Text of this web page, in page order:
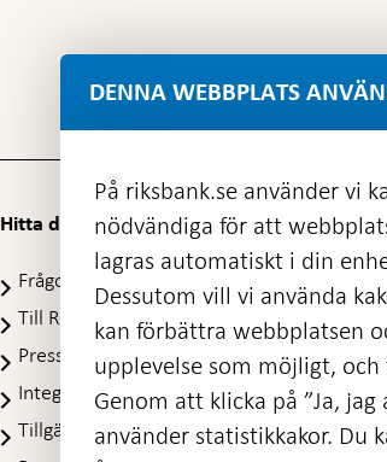
Hitta direkt
Frågor och svar
Öppnas
i
ny
flik
Till Riksbankens webbarkiv
Öppnas
ny
flik
Presskontakt
Integritetspolicy
Tillgänglighetsredogörelse
DENNA WEBBPLATS
På riksbank.se använder vi
nödvändiga för att
lagras automatiskt i din
Dessutom vill vi använda
kan förbättra webbplatsen
upplevelse som möjligt,
Genom att klicka på ”Ja,
använder statistikkakor. Du